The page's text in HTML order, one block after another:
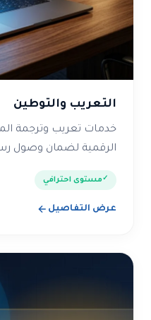
التعريب والتوطين
خدمات تعريب وترجمة
الرقمية لضمان وصول
مستوى احترافي
عرض التفاصيل